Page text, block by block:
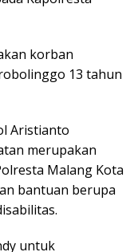
korban
13 tahun
Aristianto
merupakan
Malang Kota
bantuan berupa
untuk